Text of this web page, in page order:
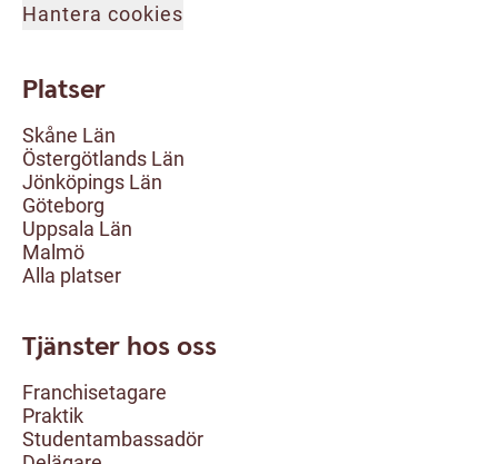
Hantera cookies
Platser
Skåne Län
Östergötlands Län
Jönköpings Län
Göteborg
Uppsala Län
Malmö
Alla platser
Tjänster hos oss
Franchisetagare
Praktik
Studentambassadör